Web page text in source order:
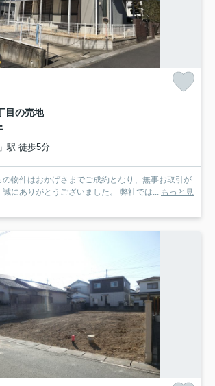
目の売地
駅 徒歩5分
の物件はおかげさまでご成約となり、無事お取引が
にありがとうございました。 弊社では... もっと見